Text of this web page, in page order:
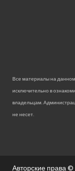
Все материалы на данном
исключительно в
владельцам.
не несет.
Авторские права